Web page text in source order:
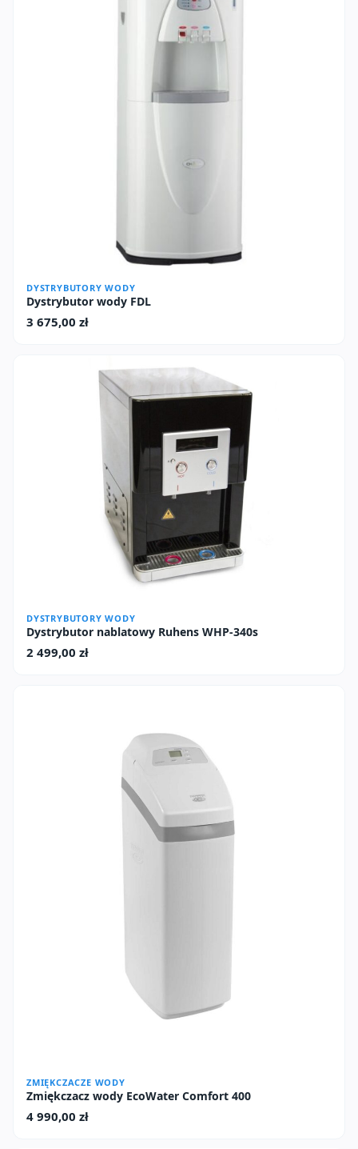
DYSTRYBUTORY WODY
Dystrybutor wody FDL
3 675,00 zł
DYSTRYBUTORY WODY
Dystrybutor nablatowy Ruhens WHP-340s
2 499,00 zł
ZMIĘKCZACZE WODY
Zmiękczacz wody EcoWater Comfort 400
4 990,00 zł